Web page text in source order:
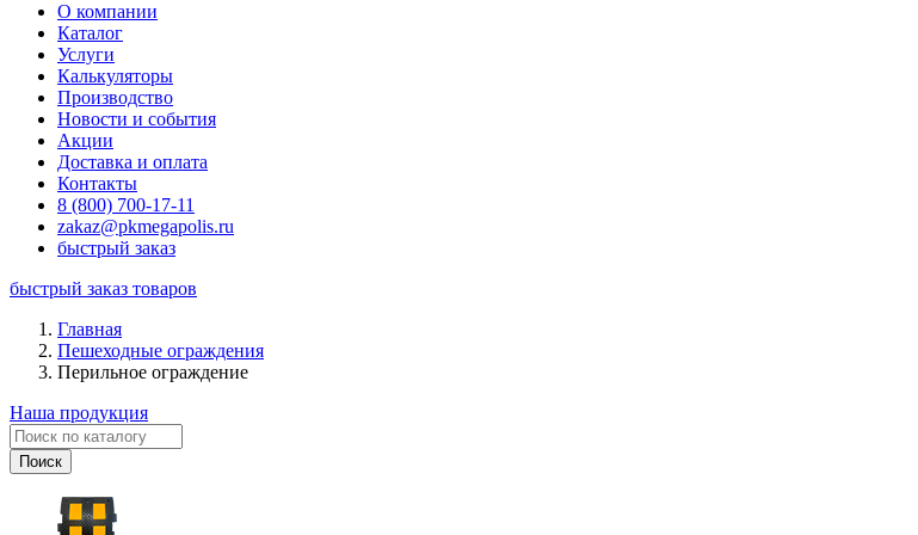
О компании
Каталог
Услуги
Калькуляторы
Производство
Новости и события
Акции
Доставка и оплата
Контакты
8 (800) 700-17-11
zakaz@pkmegapolis.ru
быстрый заказ
быстрый заказ товаров
Главная
Пешеходные ограждения
Перильное ограждение
Наша продукция